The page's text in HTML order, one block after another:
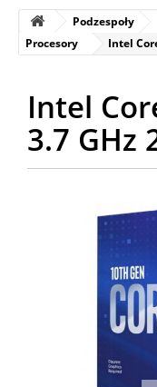
Podzespoły
Procesory
Intel
Intel
3.7 GHz